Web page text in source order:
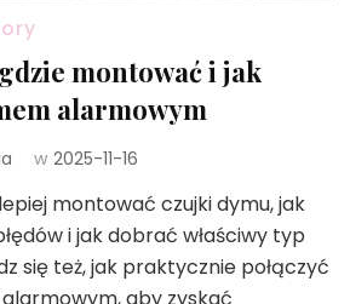
montować i jak
alarmowym
w 2025-11-16
montować czujki dymu, jak
i jak dobrać właściwy typ
się też, jak praktycznie połączyć